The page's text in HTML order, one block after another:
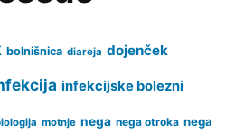
bolnišnica diareja dojenček
infekcijske bolezni
motnje nega nega otroka nega